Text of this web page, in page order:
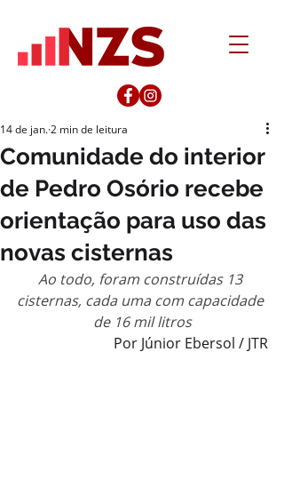
Comunidade do interior
de Pedro Osório recebe
orientação para uso das
novas cisternas
14 de jan.2 min de leitura
Ao todo, foram construídas 13
cisternas, cada uma com capacidade
de 16 mil litros
Por Júnior Ebersol / JTR